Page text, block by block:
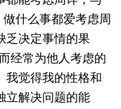
什么事都爱考虑周
乏决定事情的果
经常为他人考虑的
我觉得我的性格和
立解决问题的能